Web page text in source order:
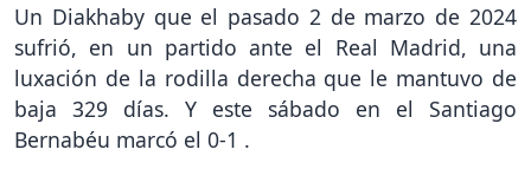
Un Diakhaby que el pasado 2 de marzo de 2024
sufrió, en un partido ante el Real Madrid, una
luxación de la rodilla derecha que le mantuvo de
baja 329 días. Y este sábado en el Santiago
Bernabéu marcó el 0-1 .